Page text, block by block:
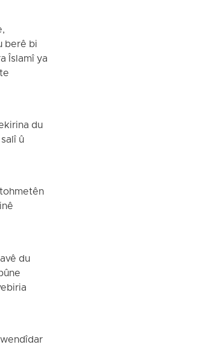
berê bi
Îslamî ya
du
û
du